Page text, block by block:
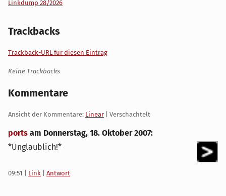
Linkdump 28/2026
Trackbacks
Trackback-URL für diesen Eintrag
Keine Trackbacks
Kommentare
Ansicht der Kommentare: Linear | Verschachtelt
ports am Donnerstag, 18. Oktober 2007:
*Unglaublich!*
09:51 Link Antwort